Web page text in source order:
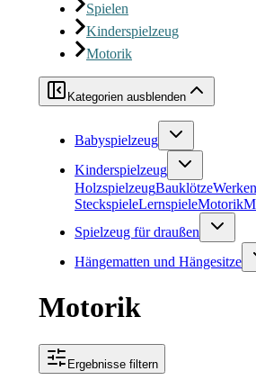
Spielen
Kinderspielzeug
Motorik
Kategorien ausblenden
Babyspielzeug
Kinderspielzeug
HolzspielzeugBauklötze
SteckspieleLernspieleMotorik
Spielzeug für draußen
Hängematten und Hängesitze
Motorik
Ergebnisse filtern